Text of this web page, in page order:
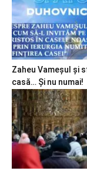
Zaheu Vameșul și
casă… Și nu numai!